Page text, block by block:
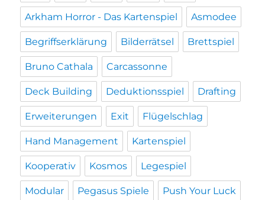
Arkham Horror - Das Kartenspiel Asmodee
Begriffserklärung Bilderrätsel Brettspiel
Bruno Cathala Carcassonne
Deck Building Deduktionsspiel Drafting
Erweiterungen Exit Flügelschlag
Hand Management Kartenspiel
Kooperativ Kosmos Legespiel
Modular Pegasus Spiele Push Your Luck